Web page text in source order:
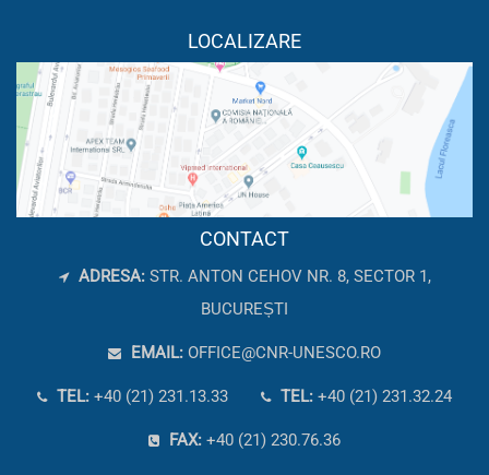
LOCALIZARE
CONTACT
ADRESA: STR. ANTON CEHOV NR. 8, SECTOR 1,
BUCUREȘTI
EMAIL: OFFICE@CNR-UNESCO.RO
TEL: +40 (21) 231.13.33 TEL: +40 (21) 231.32.24
FAX: +40 (21) 230.76.36